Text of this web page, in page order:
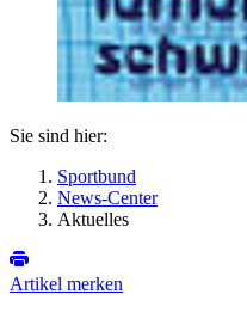
Sie sind hier:
Sportbund
News-Center
Aktuelles
Artikel merken